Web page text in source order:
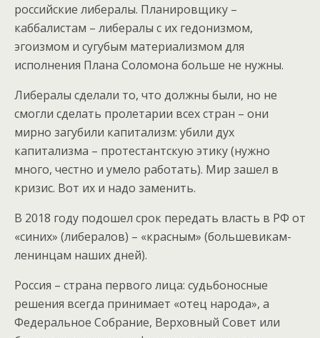
российские либералы. Планировщику –
каббалистам – либералы с их гедонизмом,
эгоизмом и сугубым материализмом для
исполнения Плана Соломона больше не нужны.
Либералы сделали то, что должны были, но не
смогли сделать пролетарии всех стран – они
мирно загубили капитализм: убили дух
капитализма – протестантскую этику (нужно
много, честно и умело работать). Мир зашел в
кризис. Вот их и надо заменить.
В 2018 году подошел срок передать власть в РФ от
«синих» (либералов) – «красным» (большевикам-
ленинцам наших дней).
Россия – страна первого лица: судьбоносные
решения всегда принимает «отец народа», а
Федеральное Собрание, Верховный Совет или